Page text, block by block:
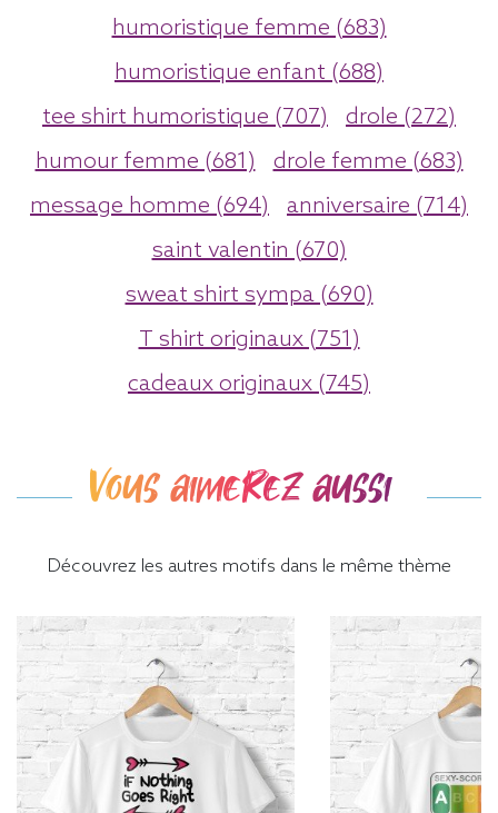
humoristique femme (683)
humoristique enfant (688)
tee shirt humoristique (707)
drole (272)
humour femme (681)
drole femme (683)
message homme (694)
anniversaire (714)
saint valentin (670)
sweat shirt sympa (690)
T shirt originaux (751)
cadeaux originaux (745)
Vous aimerez aussi
Découvrez les autres motifs dans le même thème